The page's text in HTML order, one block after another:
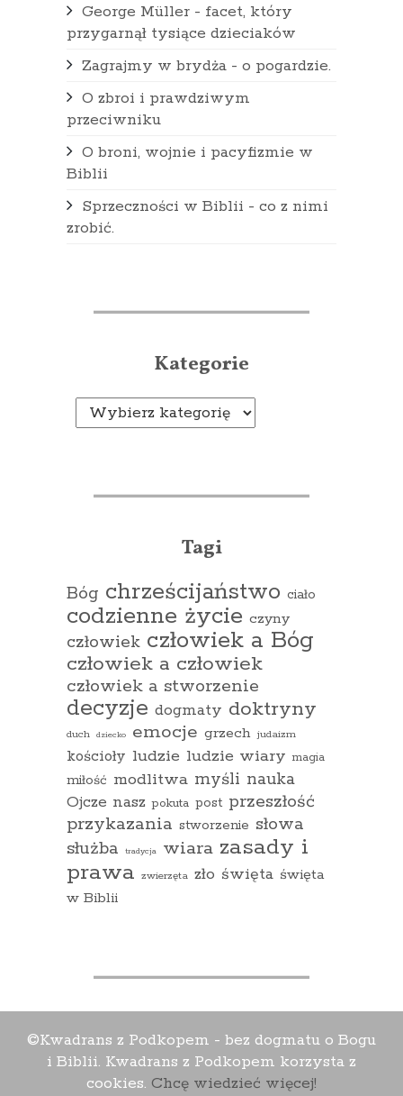
George Müller - facet, który
przygarnął tysiące dzieciaków
Zagrajmy w brydża - o pogardzie.
O zbroi i prawdziwym
przeciwniku
O broni, wojnie i pacyfizmie w
Biblii
Sprzeczności w Biblii - co z nimi
zrobić.
Kategorie
Kategorie
Tagi
Bóg chrześcijaństwo ciało
codzienne życie czyny
człowiek człowiek a Bóg
człowiek a człowiek
człowiek a stworzenie
decyzje dogmaty doktryny
duch dziecko emocje grzech judaizm
kościoły ludzie ludzie wiary magia
miłość modlitwa myśli nauka
Ojcze nasz pokuta post przeszłość
przykazania stworzenie słowa
służba
tradycja wiara zasady i
prawa zwierzęta zło święta święta
w Biblii
©Kwadrans z Podkopem - bez dogmatu o Bogu
i Biblii. Kwadrans z Podkopem korzysta z
cookies. Chcę wiedzieć więcej!